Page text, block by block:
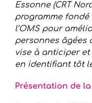
Essonne (CRT
programme fondé
l’OMS pour
personnes âgées
vise à anticiper
en identifiant tôt
Présentation de